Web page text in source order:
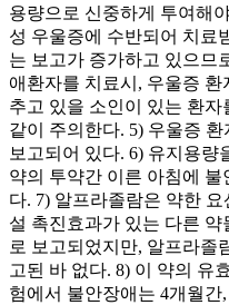
용량으로 신중하게 투여해
성 우울증에 수반되어 치료
는 보고가 증가하고 있으므
애환자를 치료시, 우울증
추고 있을 소인이 있는 환
같이 주의한다. 5) 우울증
보고되어 있다. 6) 유지용량
약의 투약간 이른 아침에
다. 7) 알프라졸람은 약한
설 촉진효과가 있는 다른
로 보고되었지만, 알프라졸
고된 바 없다. 8) 이 약의 유
험에서 불안장애는 4개월간